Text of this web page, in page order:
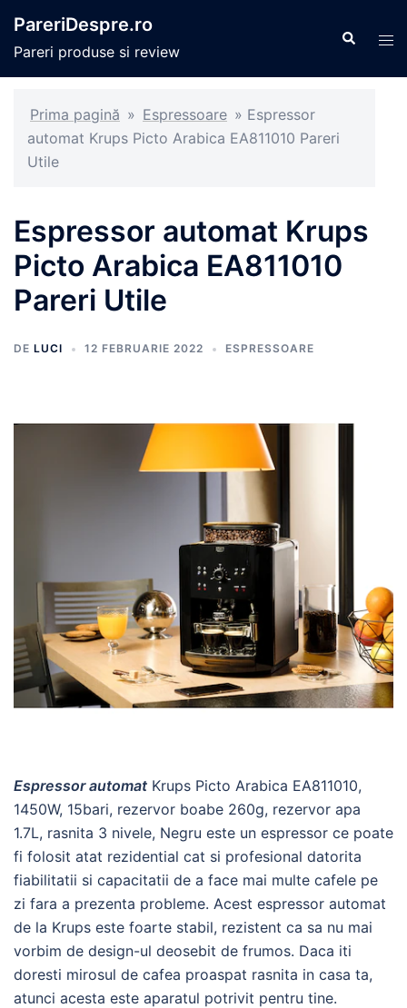
conținut
PareriDespre.ro
Pareri produse si review
Caută
Prima pagină » Espressoare » Espressor
automat Krups Picto Arabica EA811010 Pareri
Utile
Espressor automat Krups
Picto Arabica EA811010
Pareri Utile
DE LUCI 12 FEBRUARIE 2022 ESPRESSOARE
Espressor automat Krups Picto Arabica EA811010,
1450W, 15bari, rezervor boabe 260g, rezervor apa
1.7L, rasnita 3 nivele, Negru este un espressor ce poate
fi folosit atat rezidential cat si profesional datorita
fiabilitatii si capacitatii de a face mai multe cafele pe
zi fara a prezenta probleme. Acest espressor automat
de la Krups este foarte stabil, rezistent ca sa nu mai
vorbim de design-ul deosebit de frumos. Daca iti
doresti mirosul de cafea proaspat rasnita in casa ta,
atunci acesta este aparatul potrivit pentru tine.